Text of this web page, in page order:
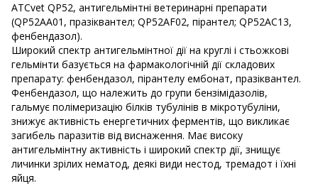
ATCvet QP52, антигельмінтні ветеринарні препарати
(QP52AA01, празіквантел; QP52AF02, пірантел; QP52AC13,
фенбендазол).
Широкий спектр антигельмінтної дії на круглі і стьожкові
гельмінти базується на фармакологічній дії складових
препарату: фенбендазол, пірантелу ембонат, празіквантел.
Фенбендазол, що належить до групи бензімідазолів,
гальмує полімеризацію білків тубулінів в мікротубуліни,
знижує активність енергетичних ферментів, що викликає
загибель паразитів від виснаження. Має високу
антигельмінтну активність і широкий спектр дії, знищує
личинки зрілих нематод, деякі види нестод, тремадот і їхні
яйця.